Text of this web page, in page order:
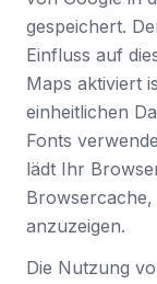
gespeichert.
Einfluss auf
Maps aktiviert
einheitlichen
Fonts
lädt Ihr
anzuzeigen.
Die Nutzung